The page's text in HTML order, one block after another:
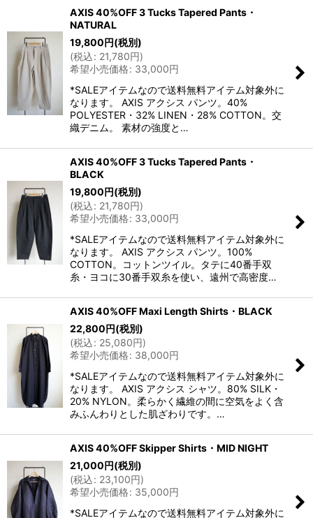
AXIS 40%OFF 3 Tucks Tapered Pants・
NATURAL
19,800円(税別)
(税込: 21,780円)
希望小売価格: 33,000円
*SALEアイテムなので送料無料アイテム対象外に
なります。 AXIS アクシス パンツ。40%
POLYESTER・32% LINEN・28% COTTON。交
織デニム。 素材の強度と…
AXIS 40%OFF 3 Tucks Tapered Pants・
BLACK
19,800円(税別)
(税込: 21,780円)
希望小売価格: 33,000円
*SALEアイテムなので送料無料アイテム対象外に
なります。 AXIS アクシス パンツ。100%
COTTON。コットンツイル。タテに40番手双
糸・ヨコに30番手双糸を使い、遠州で高密度…
AXIS 40%OFF Maxi Length Shirts・BLACK
22,800円(税別)
(税込: 25,080円)
希望小売価格: 38,000円
*SALEアイテムなので送料無料アイテム対象外に
なります。 AXIS アクシス シャツ。80% SILK・
20% NYLON。柔らかく繊維の間に空気をよく含
みふんわりとした肌ざわりです。…
AXIS 40%OFF Skipper Shirts・MID NIGHT
21,000円(税別)
(税込: 23,100円)
希望小売価格: 35,000円
*SALEアイテムなので送料無料アイテム対象外に